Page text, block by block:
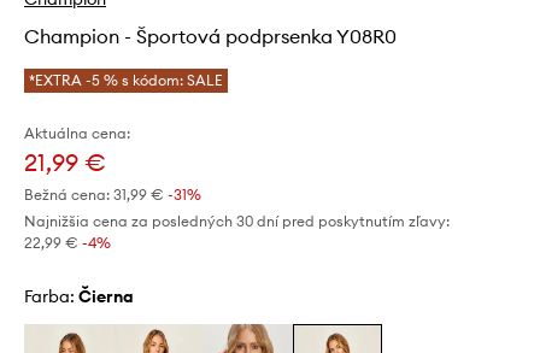
Champion - Športová podprsenka Y08R0
*EXTRA -5 % s kódom: SALE
Aktuálna cena:
21,99 €
Bežná cena: 31,99 € -31%
Najnižšia cena za posledných 30 dní pred poskytnutím zľavy:
22,99 € -4%
Farba: čierna